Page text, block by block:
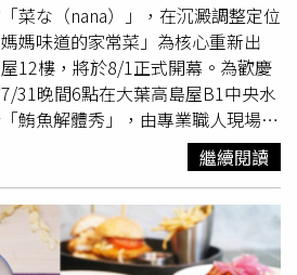
花椰的20至50倍，且芽苗多在室
，價格穩定又容易取得。更重要的
積了大量植化素與維生素，營養密
上既省錢又健康的好選擇。
菜な（nana）」，在沉澱調整定位
媽味道的家常菜」為核心重新出
12樓，將於8/1正式開幕。為歡慶
31晚間6點在大葉高島屋B1中央水
鮪魚解體秀」，由專業職人現場解
魚，並現場免費發送百人份鮪魚生
眾還可獲得價值100元的店內消費
間6點在大葉高島屋中央水族廣場
圖／nana提供）單品菜色看似家常
炙燒或燉煮等多元技法，呈現日式
繼續閱讀